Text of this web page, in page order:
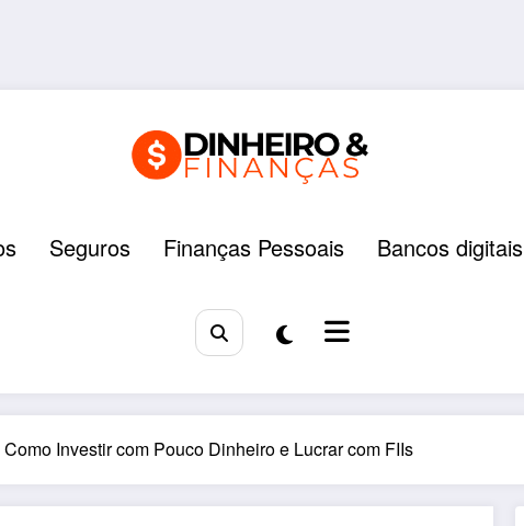
Seguros Finanças Pessoais Bancos digitais
Investir com Pouco Dinheiro e Lucrar com FIIs